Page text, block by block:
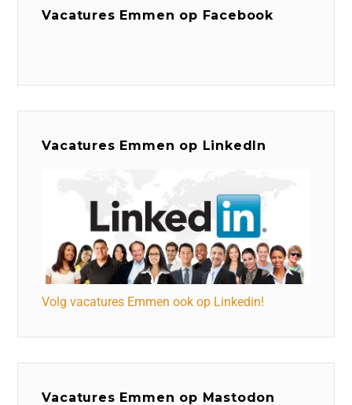
Vacatures Emmen op Facebook
Vacatures Emmen op LinkedIn
Volg vacatures Emmen ook op Linkedin!
Vacatures Emmen op Mastodon